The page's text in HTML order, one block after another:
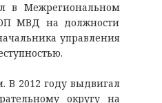
в Межрегиональном
МВД на должности
управления
В 2012 году выдвигал
округу на